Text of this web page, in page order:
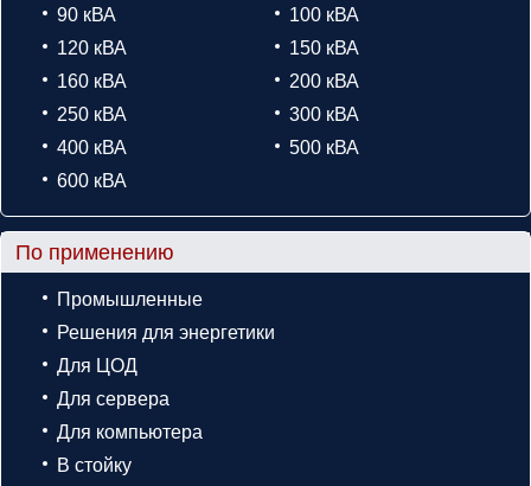
90 кВА
100 кВА
120 кВА
150 кВА
160 кВА
200 кВА
250 кВА
300 кВА
400 кВА
500 кВА
600 кВА
По применению
Промышленные
Решения для энергетики
Для ЦОД
Для сервера
Для компьютера
В стойку